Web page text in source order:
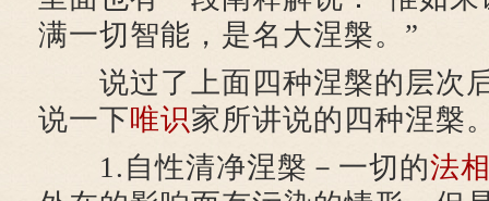
满一切智能，是名大涅槃。”
说过了上面四种涅槃的层次
说一下唯识家所讲说的四种涅槃
1.自性清净涅槃－一切的法